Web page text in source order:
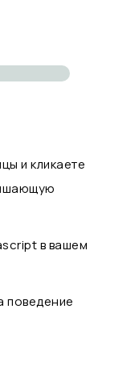
и кликаете
в вашем
поведение